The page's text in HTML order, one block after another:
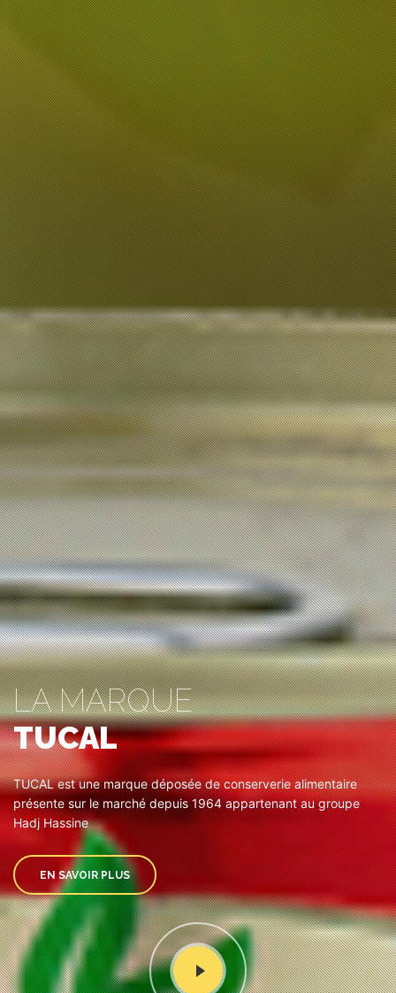
LA MARQUE
TUCAL
TUCAL est une marque déposée de conserverie alimentaire
présente sur le marché depuis 1964 appartenant au groupe
Hadj Hassine
EN SAVOIR PLUS